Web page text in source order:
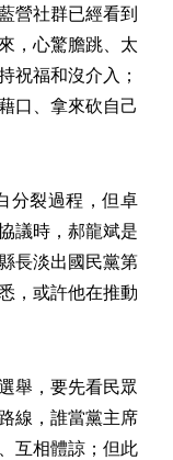
營社群已經看到
，心驚膽跳、太
祝福和沒介入；
口、拿來砍自己
分裂過程，但卓
議時，郝龍斌是
長淡出國民黨第
，或許他在推動
舉，要先看民眾
線，誰當黨主席
互相體諒；但此